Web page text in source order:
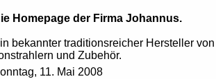
Homepage der Firma Johannus.
bekannter traditionsreicher Hersteller
und Zubehör.
11. Mai 2008